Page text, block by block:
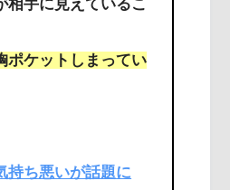
相手に見えているこ
ポケットしまってい
持ち悪いが話題に